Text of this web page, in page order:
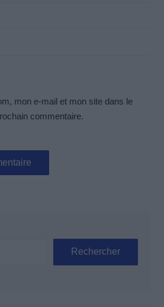
mon e-mail et mon site dans le
commentaire.
Rechercher